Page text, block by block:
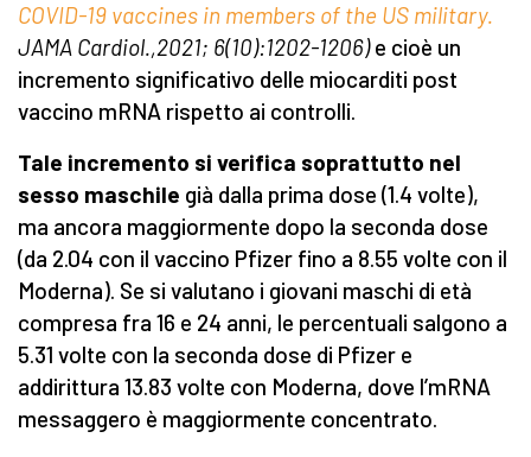
COVID-19 vaccines in members of the US military.
JAMA Cardiol.,2021; 6(10):1202-1206)e cioè un
incremento significativo delle miocarditi post
vaccino mRNA rispetto ai controlli.
Tale incremento si verifica soprattutto nel
sesso maschile già dalla prima dose (1.4 volte),
ma ancora maggiormente dopo la seconda dose
(da 2.04 con il vaccino Pfizer fino a 8.55 volte con il
Moderna). Se si valutano i giovani maschi di età
compresa fra 16 e 24 anni, le percentuali salgono a
5.31 volte con la seconda dose di Pfizer e
addirittura 13.83 volte con Moderna, dove l’mRNA
messaggero è maggiormente concentrato.